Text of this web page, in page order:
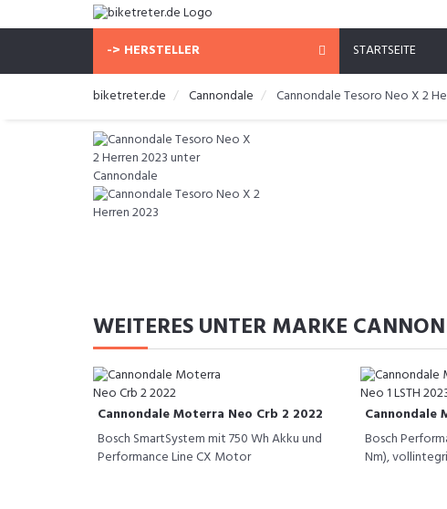
-> HERSTELLER STARTSEITE
biketreter.de Cannondale Cannondale Tesoro Neo X 2
WEITERES UNTER MARKE
Cannondale Moterra Neo Crb 2 2022
Bosch SmartSystem mit 750 Wh Akku und
Performance Line CX Motor
Cannondale
Bosch
Nm),